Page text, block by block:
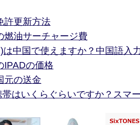
許更新方法
燃油サーチャージ費
は中国で使えますか？中国語入
IPADの価格
元の送金
はいくらぐらいですか？スマ